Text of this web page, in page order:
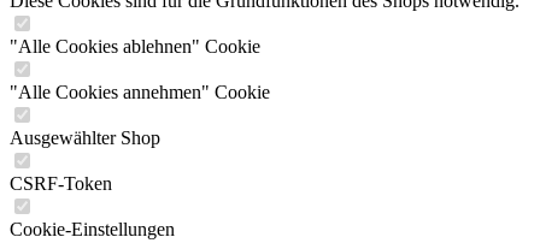
"Alle Cookies ablehnen" Cookie
"Alle Cookies annehmen" Cookie
Ausgewählter Shop
CSRF-Token
Cookie-Einstellungen